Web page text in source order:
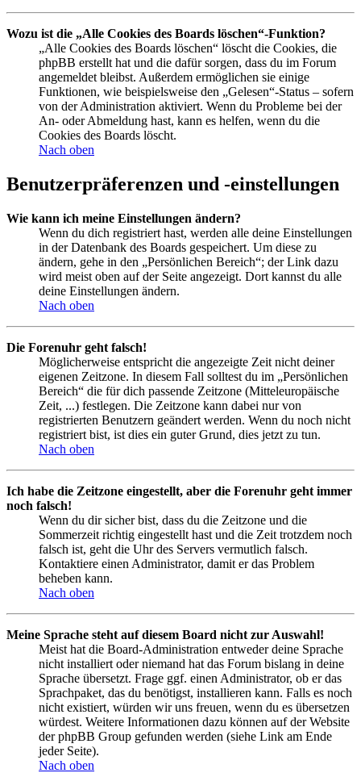
Wozu ist die „Alle Cookies des Boards löschen“-Funktion?
„Alle Cookies des Boards löschen“ löscht die Cookies, die
phpBB erstellt hat und die dafür sorgen, dass du im Forum
angemeldet bleibst. Außerdem ermöglichen sie einige
Funktionen, wie beispielsweise den „Gelesen“-Status – sofern
von der Administration aktiviert. Wenn du Probleme bei der
An- oder Abmeldung hast, kann es helfen, wenn du die
Cookies des Boards löscht.
Nach oben
Benutzerpräferenzen und -einstellungen
Wie kann ich meine Einstellungen ändern?
Wenn du dich registriert hast, werden alle deine Einstellungen
in der Datenbank des Boards gespeichert. Um diese zu
ändern, gehe in den „Persönlichen Bereich“; der Link dazu
wird meist oben auf der Seite angezeigt. Dort kannst du alle
deine Einstellungen ändern.
Nach oben
Die Forenuhr geht falsch!
Möglicherweise entspricht die angezeigte Zeit nicht deiner
eigenen Zeitzone. In diesem Fall solltest du im „Persönlichen
Bereich“ die für dich passende Zeitzone (Mitteleuropäische
Zeit, ...) festlegen. Die Zeitzone kann dabei nur von
registrierten Benutzern geändert werden. Wenn du noch nicht
registriert bist, ist dies ein guter Grund, dies jetzt zu tun.
Nach oben
Ich habe die Zeitzone eingestellt, aber die Forenuhr geht immer
noch falsch!
Wenn du dir sicher bist, dass du die Zeitzone und die
Sommerzeit richtig eingestellt hast und die Zeit trotzdem noch
falsch ist, geht die Uhr des Servers vermutlich falsch.
Kontaktiere einen Administrator, damit er das Problem
beheben kann.
Nach oben
Meine Sprache steht auf diesem Board nicht zur Auswahl!
Meist hat die Board-Administration entweder deine Sprache
nicht installiert oder niemand hat das Forum bislang in deine
Sprache übersetzt. Frage ggf. einen Administrator, ob er das
Sprachpaket, das du benötigst, installieren kann. Falls es noch
nicht existiert, würden wir uns freuen, wenn du es übersetzen
würdest. Weitere Informationen dazu können auf der Website
der phpBB Group gefunden werden (siehe Link am Ende
jeder Seite).
Nach oben